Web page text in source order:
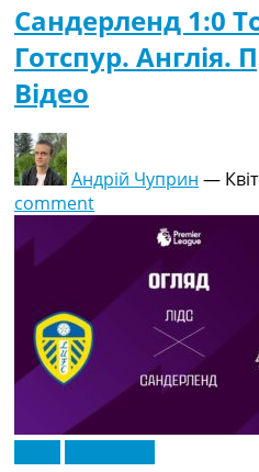
Сандерленд 1:0
Готспур. Англія.
Відео
Андрій Чуприн —
comment